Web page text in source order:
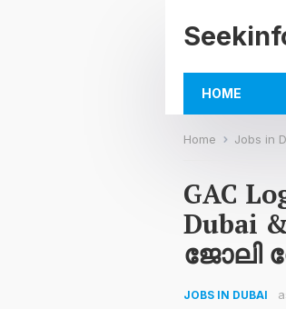
HOME
Home Jobs in
GAC
Dubai
ജോലി
JOBS IN DUBAI